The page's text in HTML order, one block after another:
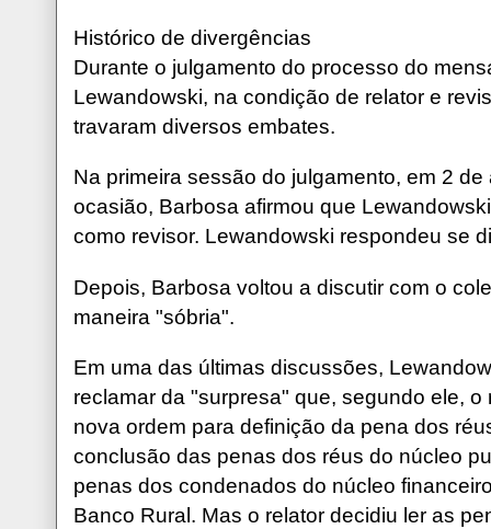
Histórico de divergências
Durante o julgamento do processo do
Lewandowski, na condição de relator e
travaram diversos embates.
Na primeira sessão do julgamento, em 2
ocasião, Barbosa afirmou que
como revisor. Lewandowski respondeu se
Depois, Barbosa voltou a discutir com o
maneira "sóbria".
Em uma das últimas discussões,
reclamar da "surpresa" que, segundo ele,
nova ordem para definição da pena dos
conclusão das penas dos réus do núcleo
penas dos condenados do núcleo
Banco Rural. Mas o relator decidiu ler as